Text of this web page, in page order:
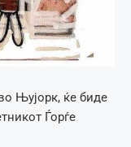
Њујорк, ќе биде
Ѓорѓе